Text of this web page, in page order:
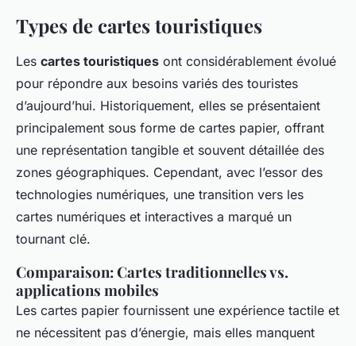
Types de cartes touristiques
Les cartes touristiques ont considérablement évolué
pour répondre aux besoins variés des touristes
d’aujourd’hui. Historiquement, elles se présentaient
principalement sous forme de cartes papier, offrant
une représentation tangible et souvent détaillée des
zones géographiques. Cependant, avec l’essor des
technologies numériques, une transition vers les
cartes numériques et interactives a marqué un
tournant clé.
Comparaison: Cartes traditionnelles vs.
applications mobiles
Les cartes papier fournissent une expérience tactile et
ne nécessitent pas d’énergie, mais elles manquent